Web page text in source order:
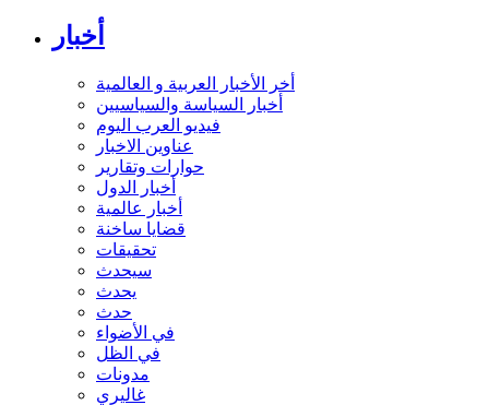
أخبار
أخر الأخبار العربية و العالمية
أخبار السياسة والسياسيين
فيديو العرب اليوم
عناوين الاخبار
حوارات وتقارير
أخبار الدول
أخبار عالمية
قضايا ساخنة
تحقيقات
سيحدث
يحدث
حدث
في الأضواء
في الظل
مدونات
غاليري